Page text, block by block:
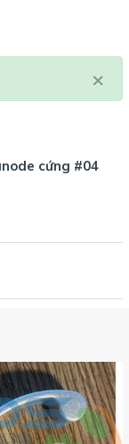
×
cứng #04